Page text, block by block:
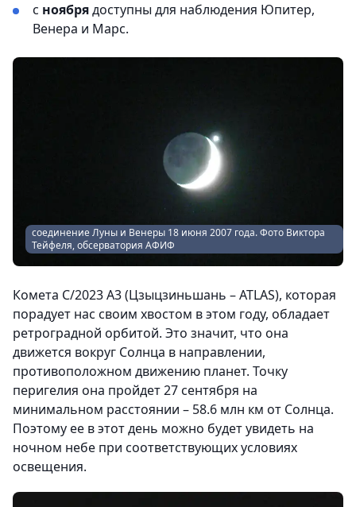
с ноябрядоступны для наблюдения Юпитер,
Венера и Марс.
соединение Луны и Венеры 18 июня 2007 года. Фото Виктора
Тейфеля, обсерватория АФИФ
Комета C/2023 A3 (Цзыцзиньшань – ATLAS), которая
порадует нас своим хвостом в этом году, обладает
ретроградной орбитой. Это значит, что она
движется вокруг Солнца в направлении,
противоположном движению планет. Точку
перигелия она пройдет 27 сентября на
минимальном расстоянии – 58.6 млн км от Солнца.
Поэтому ее в этот день можно будет увидеть на
ночном небе при соответствующих условиях
освещения.